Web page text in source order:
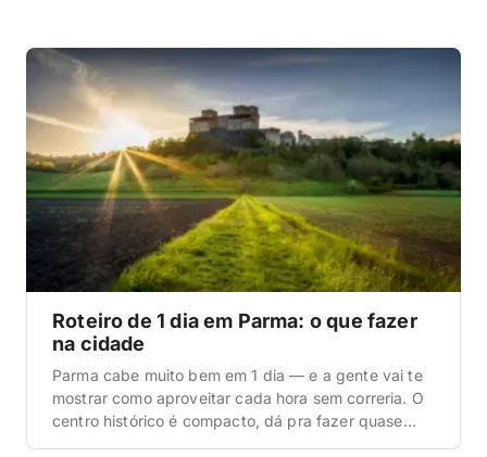
Roteiro de 1 dia em Parma: o que fazer
na cidade
Parma cabe muito bem em 1 dia — e a gente vai te
mostrar como aproveitar cada hora sem correria. O
centro histórico é compacto, dá pra fazer quase